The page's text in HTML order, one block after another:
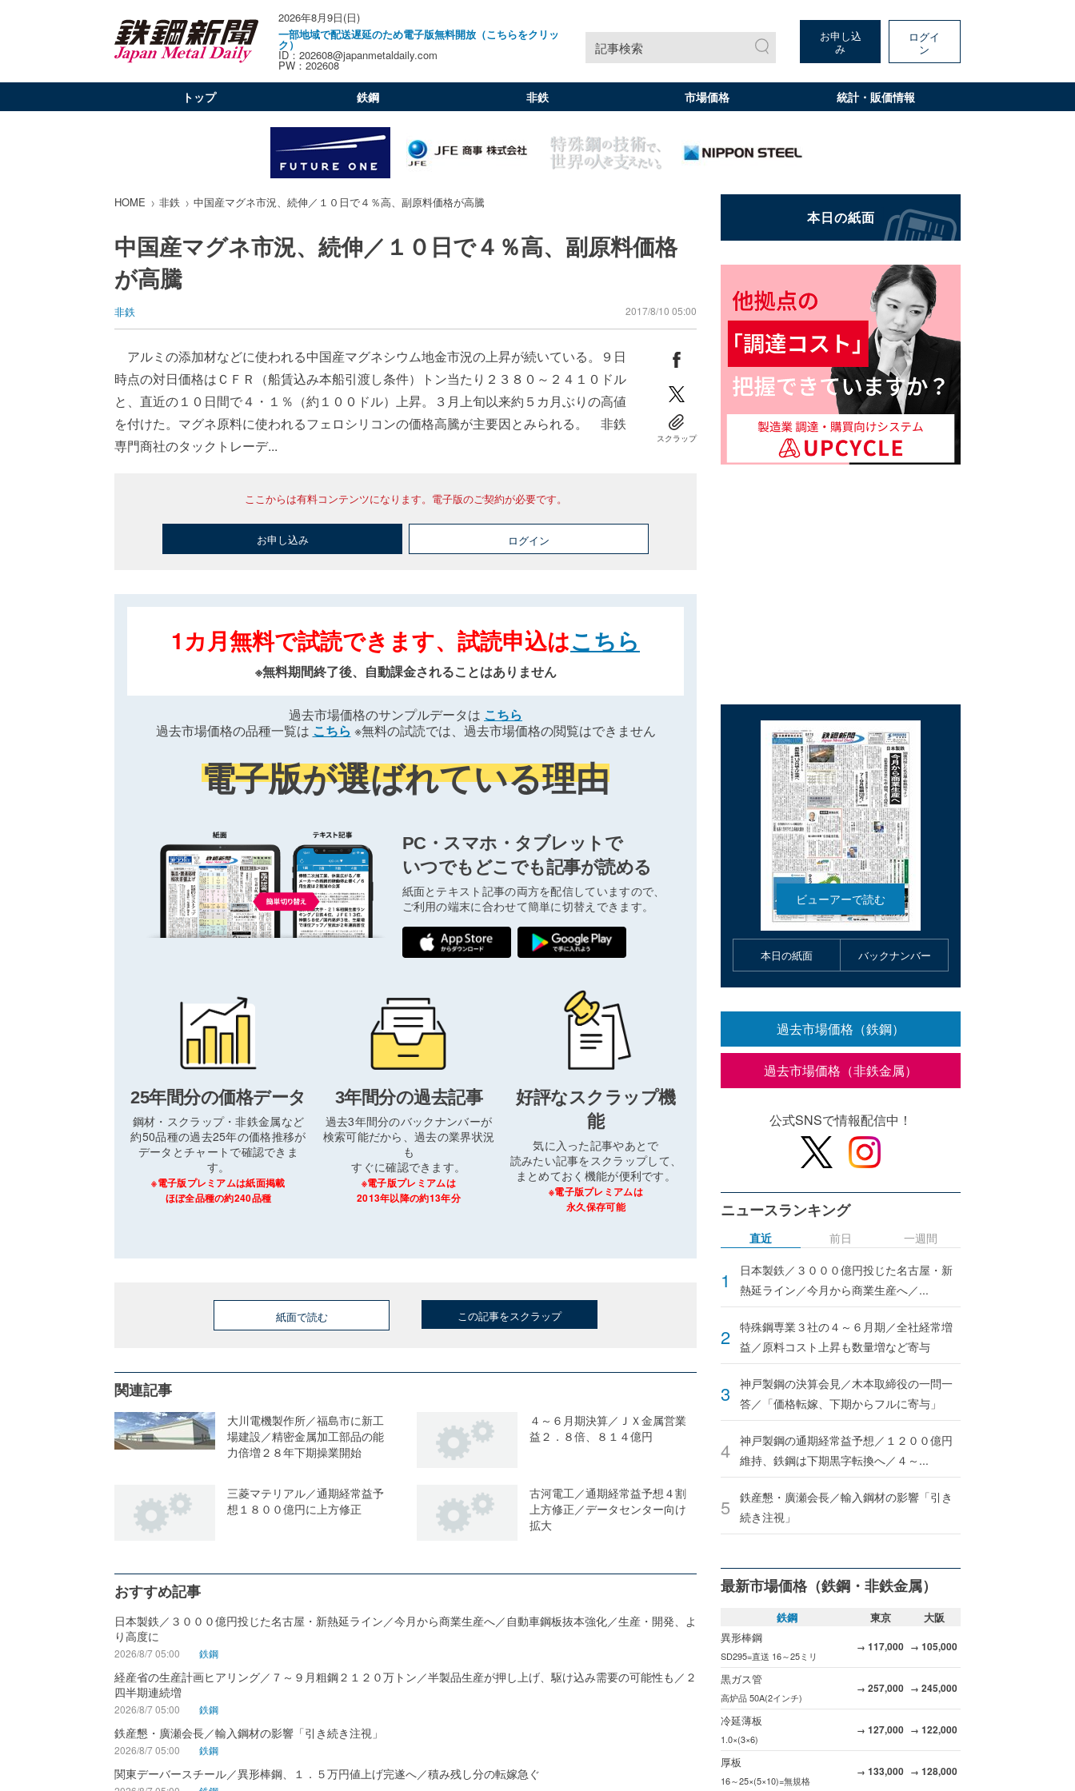
2026年8月9日(日)
一部地域で配送遅延のため電子版無料開放（こちらをクリッ
ク）
ID：202608@japanmetaldaily.com
PW：202608
記事検索
お申し込
み
ログイ
ン
トップ 鉄鋼 非鉄 市場価格 統計・販価情報
HOME 非鉄 中国産マグネ市況、続伸／１０日で４％高、副原料価格が高騰
中国産マグネ市況、続伸／１０日で４％高、副原料価格
が高騰
非鉄 2017/8/10 05:00
アルミの添加材などに使われる中国産マグネシウム地金市況の上昇が続いている。９日
時点の対日価格はＣＦＲ（船賃込み本船引渡し条件）トン当たり２３８０～２４１０ドル
と、直近の１０日間で４・１％（約１００ドル）上昇。３月上旬以来約５カ月ぶりの高値
を付けた。マグネ原料に使われるフェロシリコンの価格高騰が主要因とみられる。 非鉄
専門商社のタックトレーデ...
スクラップ
ここからは有料コンテンツになります。電子版のご契約が必要です。
お申し込み ログイン
1カ月無料で試読できます、試読申込はこちら
※無料期間終了後、自動課金されることはありません
過去市場価格のサンプルデータは こちら
過去市場価格の品種一覧は こちら ※無料の試読では、過去市場価格の閲覧はできません
電子版が選ばれている理由
PC・スマホ・タブレットで
いつでもどこでも記事が読める
紙面とテキスト記事の両方を配信していますので、
ご利用の端末に合わせて簡単に切替えできます。
25年間分の価格データ
鋼材・スクラップ・非鉄金属など
約50品種の過去25年の価格推移が
データとチャートで確認できま
す。
※電子版プレミアムは紙面掲載
ほぼ全品種の約240品種
3年間分の過去記事
過去3年間分のバックナンバーが
検索可能だから、過去の業界状況
も
すぐに確認できます。
※電子版プレミアムは
2013年以降の約13年分
好評なスクラップ機
能
気に入った記事やあとで
読みたい記事をスクラップして、
まとめておく機能が便利です。
※電子版プレミアムは
永久保存可能
紙面で読む この記事をスクラップ
関連記事
大川電機製作所／福島市に新工
場建設／精密金属加工部品の能
力倍増２８年下期操業開始
４～６月期決算／ＪＸ金属営業
益２．８倍、８１４億円
三菱マテリアル／通期経常益予
想１８００億円に上方修正
古河電工／通期経常益予想４割
上方修正／データセンター向け
拡大
おすすめ記事
日本製鉄／３０００億円投じた名古屋・新熱延ライン／今月から商業生産へ／自動車鋼板抜本強化／生産・開発、よ
り高度に
2026/8/7 05:00 鉄鋼
経産省の生産計画ヒアリング／７～９月粗鋼２１２０万トン／半製品生産が押し上げ、駆け込み需要の可能性も／２
四半期連続増
2026/8/7 05:00 鉄鋼
鉄産懇・廣瀬会長／輸入鋼材の影響「引き続き注視」
2026/8/7 05:00 鉄鋼
関東デーバースチール／異形棒鋼、１．５万円値上げ完遂へ／積み残し分の転嫁急ぐ
本日の紙面 バックナンバー
過去市場価格（鉄鋼）
過去市場価格（非鉄金属）
公式SNSで情報配信中！
ニュースランキング
直近
日本製鉄／３０００億円投じた名古屋・新
熱延ライン／今月から商業生産へ／...
特殊鋼専業３社の４～６月期／全社経常増
益／原料コスト上昇も数量増など寄与
神戸製鋼の決算会見／木本取締役の一問一
答／「価格転嫁、下期からフルに寄与」
神戸製鋼の通期経常益予想／１２００億円
維持、鉄鋼は下期黒字転換へ／４～...
鉄産懇・廣瀬会長／輸入鋼材の影響「引き
続き注視」
前日 一週間
最新市場価格（鉄鋼・非鉄金属）
鉄鋼 東京
大阪
異形棒鋼
SD295=直送 16～25ミリ
→ 117,000 → 105,000
黒ガス管
高炉品 50A(2インチ)
→ 257,000 → 245,000
冷延薄板
1.0×(3×6)
→ 127,000 → 122,000
厚板
16～25×(5×10)=無規格
→ 133,000 → 128,000